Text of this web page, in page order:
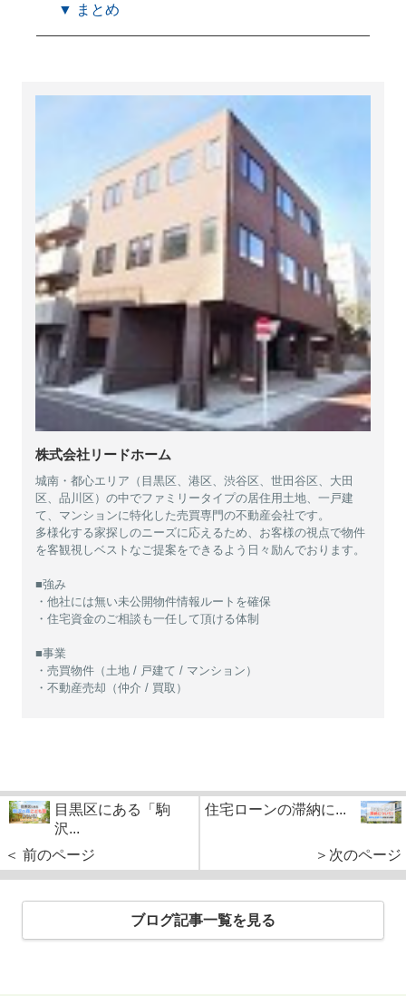
▼ まとめ
株式会社リードホーム
城南・都心エリア（目黒区、港区、渋谷区、世田谷区、大田
区、品川区）の中でファミリータイプの居住用土地、一戸建
て、マンションに特化した売買専門の不動産会社です。
多様化する家探しのニーズに応えるため、お客様の視点で物件
を客観視しベストなご提案をできるよう日々励んでおります。
■強み
・他社には無い未公開物件情報ルートを確保
・住宅資金のご相談も一任して頂ける体制
■事業
・売買物件（土地 / 戸建て / マンション）
・不動産売却（仲介 / 買取）
目黒区にある「駒
沢...
＜ 前のページ
住宅ローンの滞納に...
＞次のページ
ブログ記事一覧を見る